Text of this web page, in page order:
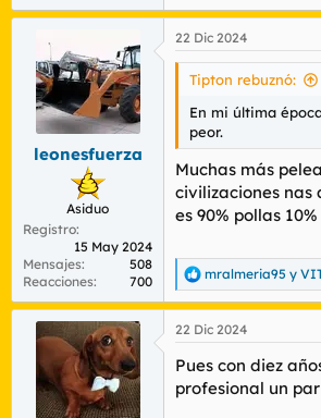
leonesfuerza
Asiduo
Registro
15 May 2024
Mensajes
508
Reacciones
700
22 Dic 2024
Tipton rebuznó:
En mi última
peor.
Muchas más
civilizaciones nas
es 90% pollas
R
e
a
c
i
o
mralmeria95 y
22 Dic 2024
Pues con diez
profesional un